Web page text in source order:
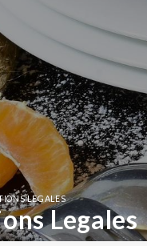
LEGALES
Legales